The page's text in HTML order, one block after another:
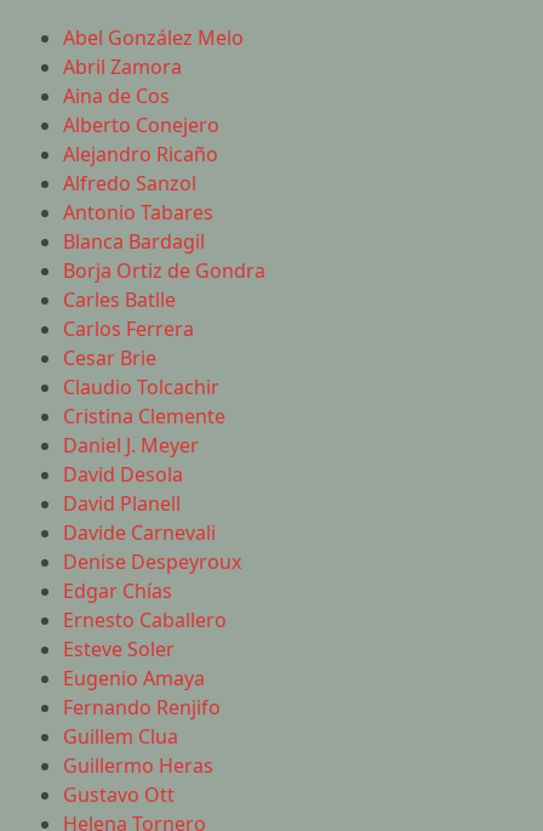
Abel González Melo
Abril Zamora
Aina de Cos
Alberto Conejero
Alejandro Ricaño
Alfredo Sanzol
Antonio Tabares
Blanca Bardagil
Borja Ortiz de Gondra
Carles Batlle
Carlos Ferrera
Cesar Brie
Claudio Tolcachir
Cristina Clemente
Daniel J. Meyer
David Desola
David Planell
Davide Carnevali
Denise Despeyroux
Edgar Chías
Ernesto Caballero
Esteve Soler
Eugenio Amaya
Fernando Renjifo
Guillem Clua
Guillermo Heras
Gustavo Ott
Helena Tornero